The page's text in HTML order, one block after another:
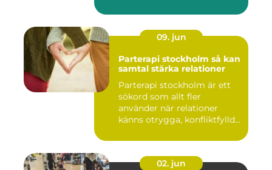
09. jun
Parterapi stockholm så kan
samtal stärka relationer
Parterapi stockholm är ett
sökord som allt fler
använder när relationer
känns otrygga, konfliktfylld...
02. jun